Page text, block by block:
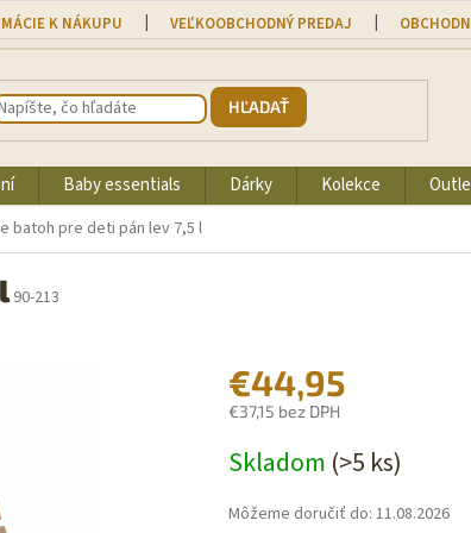
K NÁKUPU VEĽKOOBCHODNÝ PREDAJ
HĽADAŤ
Baby essentials Dárky Kolekce
batoh pre deti pán lev 7,5 l
90-213
€44,95
€37,15 bez DPH
cena:
Skladom (>5 ks)
Môžeme doručiť do: 11.08.2026